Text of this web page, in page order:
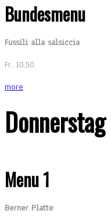
Bundesmenu
Fussili alla salsiccia
Fr. 10.50
more
Donnerstag
Menu 1
Berner Platte